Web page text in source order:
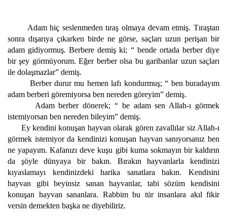
Adam hiç seslenmeden tıraş olmaya devam etmiş. Tıraştan
sonra dışarıya çıkarken birde ne görse, saçları uzun perişan bir
adam gidiyormuş. Berbere demiş ki; “ bende ortada berber diye
bir şey görmüyorum. Eğer berber olsa bu garibanlar uzun saçları
ile dolaşmazlar” demiş.
Berber durur mu hemen lafı kondurmuş; “ ben buradayım
adam berberi göremiyorsa ben nereden göreyim” demiş.
Adam berber dönerek; “ be adam sen Allah-ı görmek
istemiyorsan ben nereden bileyim” demiş.
Ey kendini konuşan hayvan olarak gören zavallılar siz Allah-ı
görmek istemiyor da kendinizi konuşan hayvan sanıyorsanız ben
ne yapayım. Kafanızı deve kuşu gibi kuma sokmayın bir kaldırın
da şöyle dünyaya bir bakın. Bırakın hayvanlarla kendinizi
kıyaslamayı kendinizdeki harika sanatlara bakın. Kendisini
hayvan gibi beyinsiz sanan hayvanlar, tabi sözüm kendisini
konuşan hayvan sananlara. Rabbim bu tür insanlara akıl fikir
versin demekten başka ne diyebiliriz.